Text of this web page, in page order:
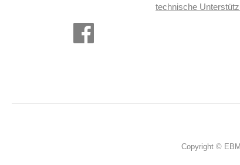
technische
Copyright ©